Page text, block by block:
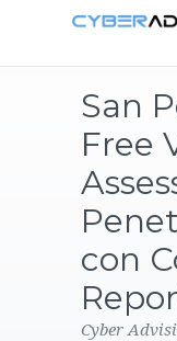
PRODOTTI
CONTATTI
San
Free
con
Cyber